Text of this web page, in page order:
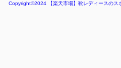
Copyright©2024 【楽天市場】靴レディースの